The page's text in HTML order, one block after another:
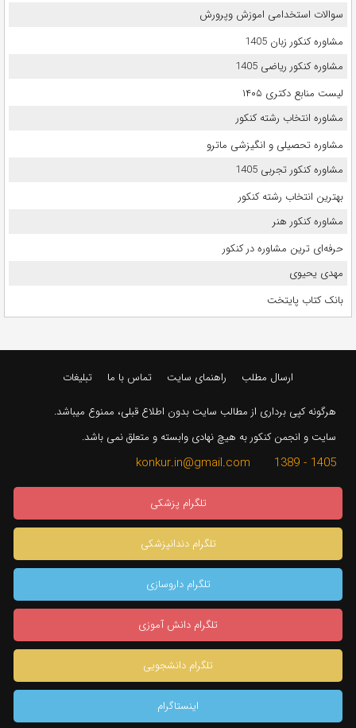
سوالات استخدامی اموزش وپرورش
مشاوره کنکور زبان 1405
مشاوره کنکور ریاضی 1405
لیست منابع دکتری ۱۴۰۵
مشاوره انتخاب رشته کنکور
مشاوره تحصیلی و انگیزشی ماترو
مشاوره کنکور تجربی 1405
بهترین انتخاب رشته کنکور
مشاوره کنکور هنر
حرفه‌ای ترین مشاوره در کنکور
مهدی یحیوی
بانک کتاب پایتخت
ارسال مطلب راهنمای سایت تماس با ما تبلیغات
هرگونه کپی برداری از مطالب سایت بدون اطلاع قبلی، ممنوع میباشد.
سایت و انجمن کنکور به هیچ نهادی وابسته و متعلق نمی باشد.
1405 - 1389 konkur.in@gmail.com
تلگرام پزشکی
تلگرام دندانپزشکی
تلگرام داروسازی
تلگرام دانش آموزی
تلگرام دانشجویی
اینستاگرام